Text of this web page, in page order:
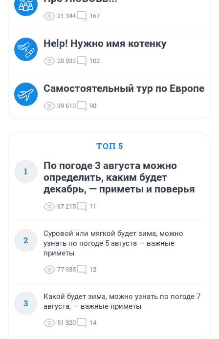
21 344 167
Help! Нужно имя котенку
20 033 102
Самостоятельный тур по Европе
39 610 90
ТОП 5
1
По погоде 3 августа можно
определить, каким будет
декабрь, — приметы и поверья
87 215 11
2
Суровой или мягкой будет зима, можно
узнать по погоде 5 августа — важные
приметы
77 935 12
3
Какой будет зима, можно узнать по погоде 7
августа, — важные приметы
51 320 14